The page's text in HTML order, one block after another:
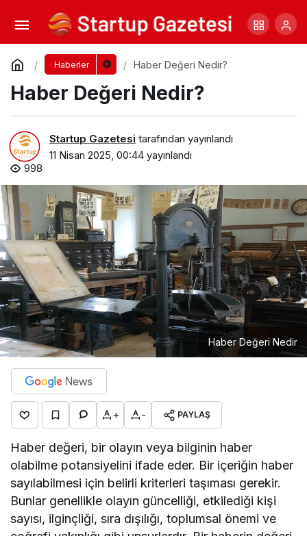
Haberler Haber Değeri Nedir?
Haber Değeri Nedir?
Startup Gazetesi tarafından yayınlandı
11 Nisan 2025, 00:44 yayınlandı
998
Haber Değeri Nedir
+ - PAYLAŞ
Haber değeri, bir olayın veya bilginin haber
olabilme potansiyelini ifade eder. Bir içeriğin haber
sayılabilmesi için belirli kriterleri taşıması gerekir.
Bunlar genellikle olayın güncelliği, etkilediği kişi
sayısı, ilginçliği, sıra dışılığı, toplumsal önemi ve
Brand Finance Global 500 (2024) Raporu
Yayımlandı!
Yorum Yap Paylaş